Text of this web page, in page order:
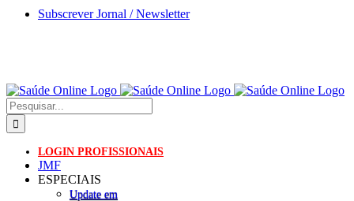
Skip
Subscrever Jornal / Newsletter
Pesquisar
LOGIN PROFISSIONAIS
JMF
ESPECIAIS
Update em